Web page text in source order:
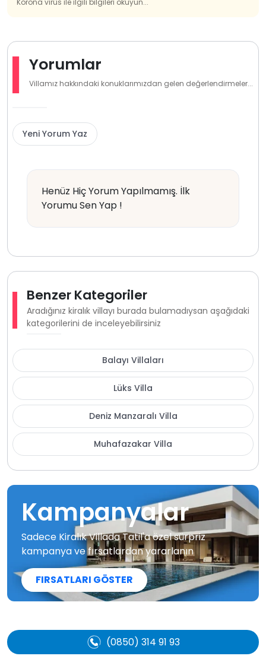
Korona virüs ile ilgili bilgileri okuyun...
Yorumlar
Villamız hakkındaki konuklarımızdan gelen değerlendirmeler...
Yeni Yorum Yaz
Henüz Hiç Yorum Yapılmamış. İlk
Yorumu Sen Yap !
Benzer Kategoriler
Aradığınız kiralık villayı burada bulamadıysan aşağıdaki
kategorilerini de inceleyebilirsiniz
Balayı Villaları
Lüks Villa
Deniz Manzaralı Villa
Muhafazakar Villa
Kampanyalar
Sadece Kiralık Villada Tatil'a özel sürpriz
kampanya ve fırsatlardan yararlanın
FIRSATLARI GÖSTER
(0850) 314 91 93